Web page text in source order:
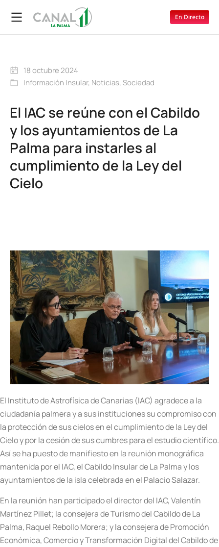
En Directo
18 octubre 2024
Información Insular, Noticias, Sociedad
El IAC se reúne con el Cabildo
y los ayuntamientos de La
Palma para instarles al
cumplimiento de la Ley del
Cielo
El Instituto de Astrofísica de Canarias (IAC) agradece a la
ciudadanía palmera y a sus instituciones su compromiso con
la protección de sus cielos en el cumplimiento de la Ley del
Cielo y por la cesión de sus cumbres para el estudio científico.
Así se ha puesto de manifiesto en la reunión monográfica
mantenida por el IAC, el Cabildo Insular de La Palma y los
ayuntamientos de la isla celebrada en el Palacio Salazar.
En la reunión han participado el director del IAC, Valentín
Martínez Pillet; la consejera de Turismo del Cabildo de La
Palma, Raquel Rebollo Morera; y la consejera de Promoción
Económica, Comercio y Transformación Digital del Cabildo de